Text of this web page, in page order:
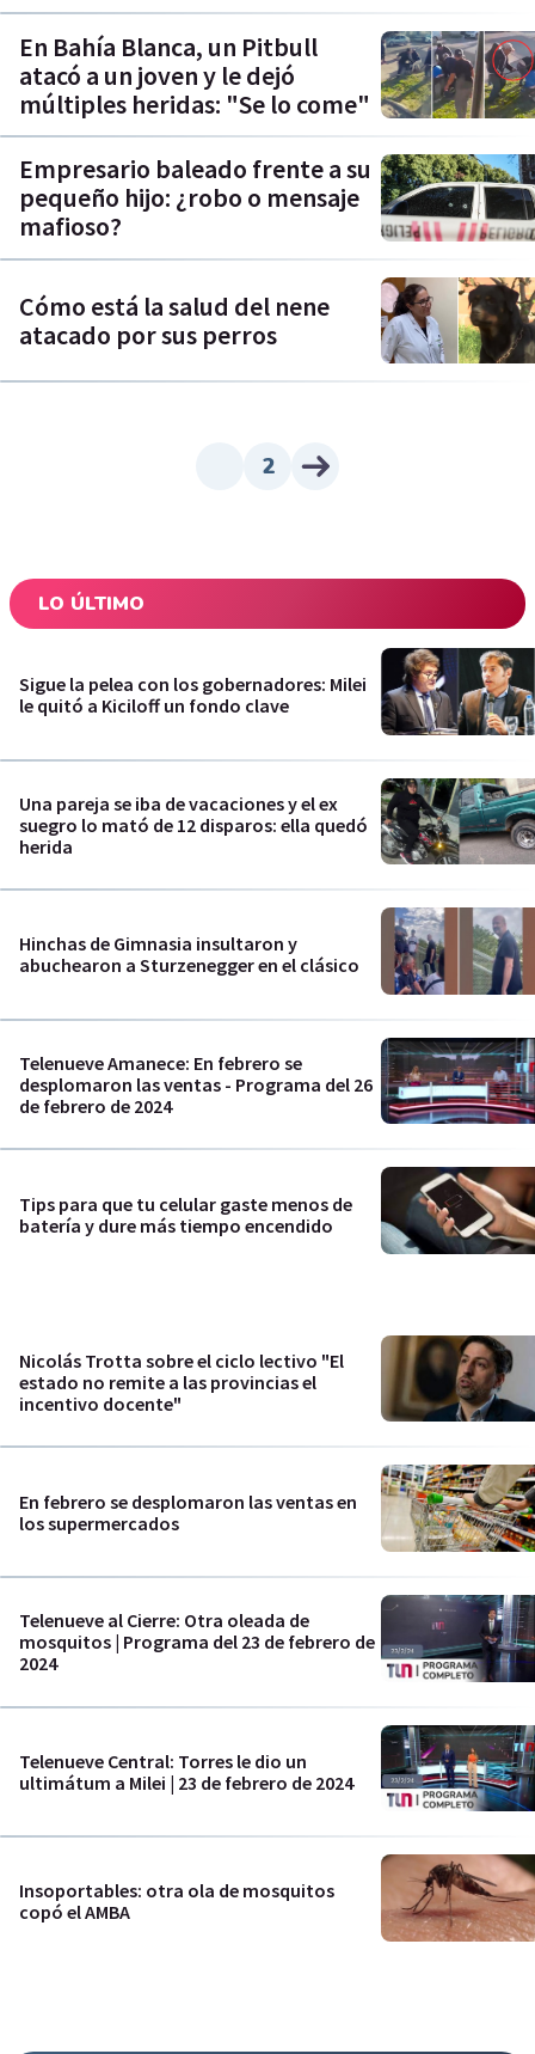
En Bahía Blanca, un Pitbull
atacó a un joven y le dejó
múltiples heridas: "Se lo come"
Empresario baleado frente a su
pequeño hijo: ¿robo o mensaje
mafioso?
Cómo está la salud del nene
atacado por sus perros
2
LO ÚLTIMO
Sigue la pelea con los gobernadores: Milei
le quitó a Kiciloff un fondo clave
Una pareja se iba de vacaciones y el ex
suegro lo mató de 12 disparos: ella quedó
herida
Hinchas de Gimnasia insultaron y
abuchearon a Sturzenegger en el clásico
Telenueve Amanece: En febrero se
desplomaron las ventas - Programa del 26
de febrero de 2024
Tips para que tu celular gaste menos de
batería y dure más tiempo encendido
Nicolás Trotta sobre el ciclo lectivo "El
estado no remite a las provincias el
incentivo docente"
En febrero se desplomaron las ventas en
los supermercados
Telenueve al Cierre: Otra oleada de
mosquitos | Programa del 23 de febrero de
2024
Telenueve Central: Torres le dio un
ultimátum a Milei | 23 de febrero de 2024
Insoportables: otra ola de mosquitos
copó el AMBA